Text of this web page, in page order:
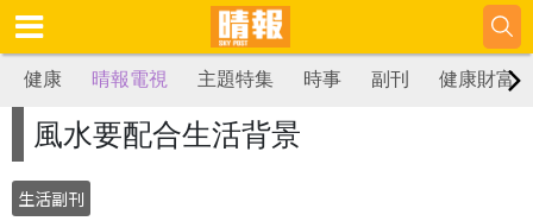
健康 晴報電視 主題特集 時事 副刊 健康財富
風水要配合生活背景
生活副刊